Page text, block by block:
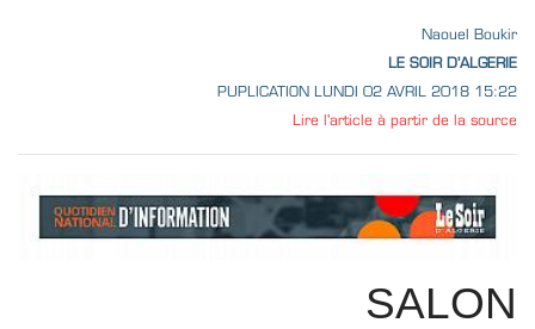
Naouel Boukir
LE SOIR D'ALGERIE
PUPLICATION LUNDI 02 AVRIL 2018 15:22
Lire l'article à partir de la source
SALON